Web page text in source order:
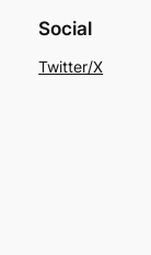
Social
Twitter/X